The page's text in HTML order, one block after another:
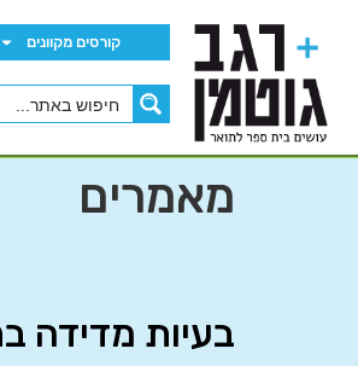
קורסים מקוונים
מאמרים
בעיות מדידה